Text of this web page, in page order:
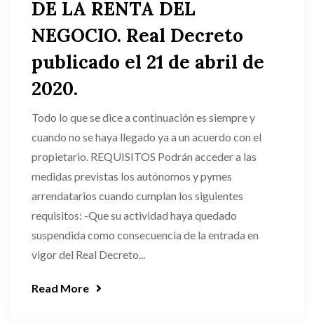
DE LA RENTA DEL
NEGOCIO. Real Decreto
publicado el 21 de abril de
2020.
Todo lo que se dice a continuación es siempre y
cuando no se haya llegado ya a un acuerdo con el
propietario. REQUISITOS Podrán acceder a las
medidas previstas los autónomos y pymes
arrendatarios cuando cumplan los siguientes
requisitos: -Que su actividad haya quedado
suspendida como consecuencia de la entrada en
vigor del Real Decreto...
Read More